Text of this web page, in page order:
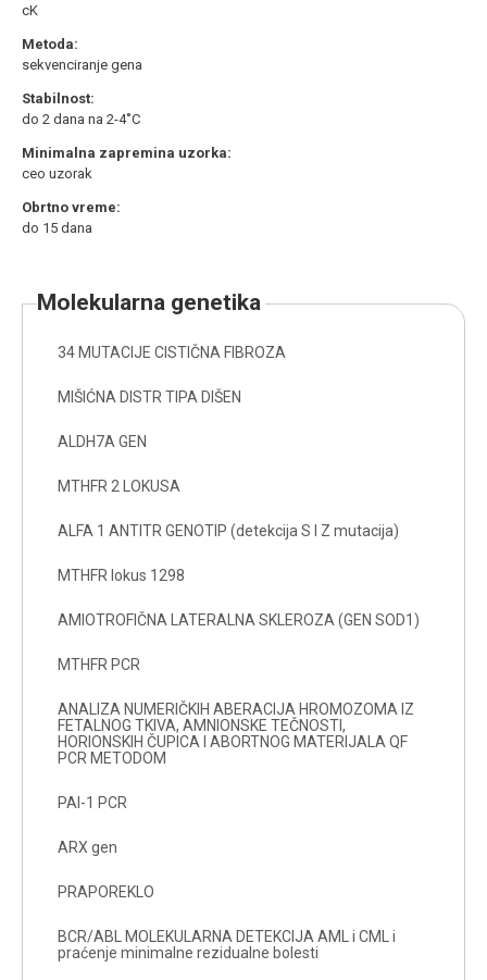
cK
Metoda:
sekvenciranje gena
Stabilnost:
do 2 dana na 2-4˚C
Minimalna zapremina uzorka:
ceo uzorak
Obrtno vreme:
do 15 dana
molekularna genetika
34 MUTACIJE CISTIČNA FIBROZA
MIŠIĆNA DISTR TIPA DIŠEN
ALDH7A GEN
MTHFR 2 LOKUSA
ALFA 1 ANTITR GENOTIP (detekcija S I Z mutacija)
MTHFR lokus 1298
AMIOTROFIČNA LATERALNA SKLEROZA (GEN SOD1)
MTHFR PCR
ANALIZA NUMERIČKIH ABERACIJA HROMOZOMA IZ
FETALNOG TKIVA, AMNIONSKE TEČNOSTI,
HORIONSKIH ČUPICA I ABORTNOG MATERIJALA QF
PCR METODOM
PAI-1 PCR
ARX gen
PRAPOREKLO
BCR/ABL MOLEKULARNA DETEKCIJA AML i CML i
praćenje minimalne rezidualne bolesti